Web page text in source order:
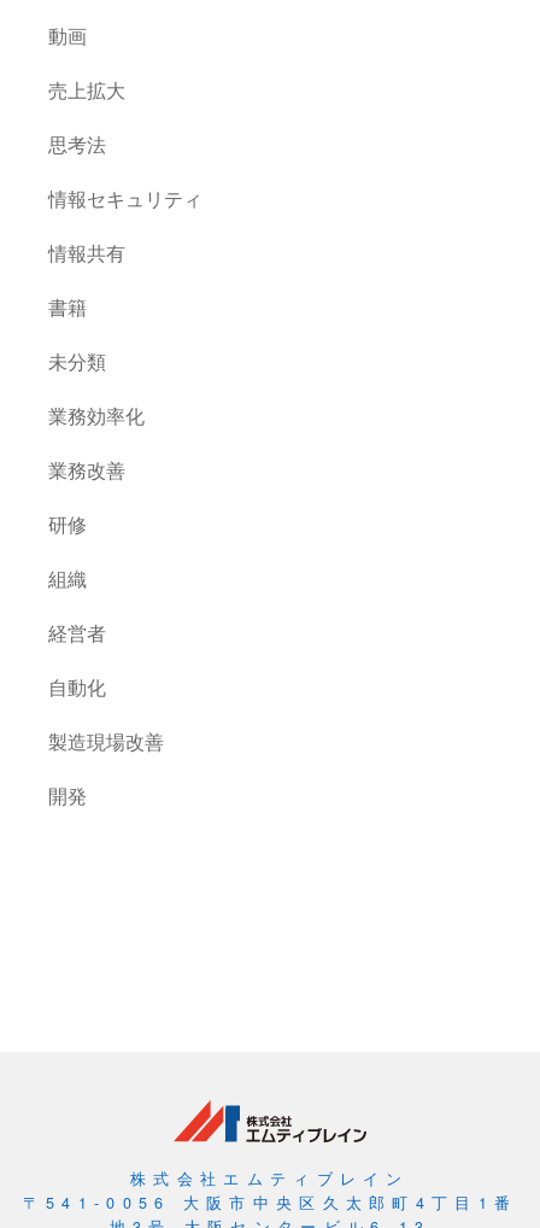
動画
売上拡大
思考法
情報セキュリティ
情報共有
書籍
未分類
業務効率化
業務改善
研修
組織
経営者
自動化
製造現場改善
開発
株式会社エムティブレイン
〒541-0056 大阪市中央区久太郎町4丁目1番